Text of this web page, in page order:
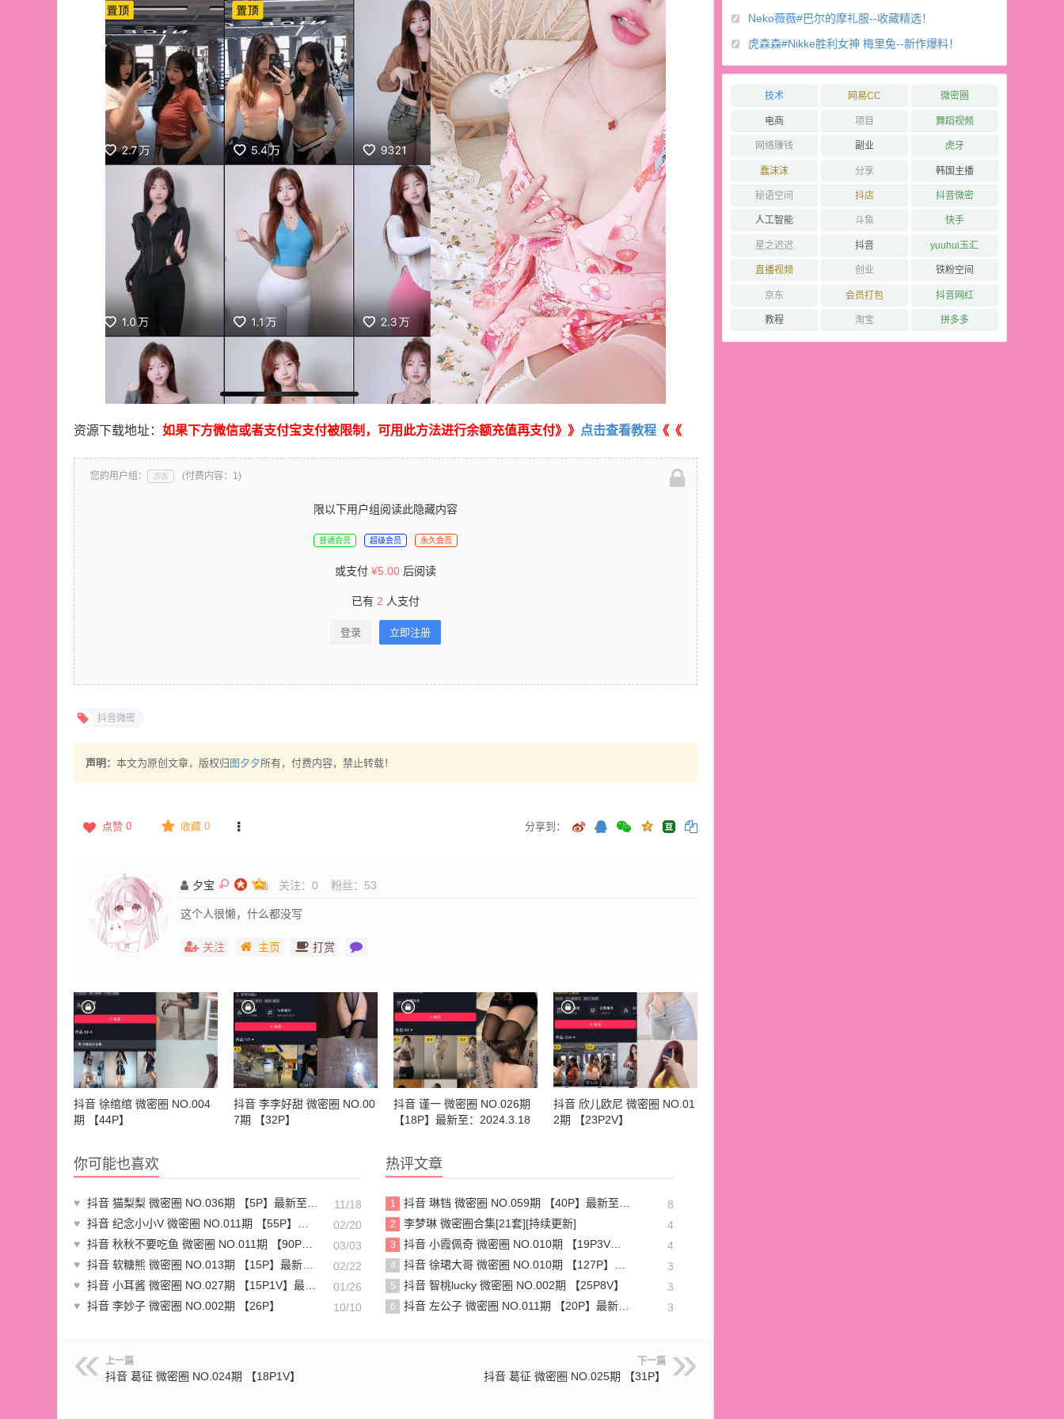
资源下载地址： 如果下方微信或者支付宝支付被限制，可用此方法进行余额充值再支付》》 点击查看教程 《《
您的用户组： 游客 (付费内容：1)
限以下用户组阅读此隐藏内容
普通会员 超级会员 永久会员
或支付 ¥5.00 后阅读
已有 2 人支付
登录 立即注册
抖音微密
声明： 本文为原创文章，版权归 图夕夕所有，付费内容，禁止转载！
点赞 0 收藏 0 分享到：
夕宝 关注： 0 粉丝： 53
这个人很懒，什么都没写
关注 主页 打赏
抖音 徐绾绾 微密圈 NO.004
期 【44P】
抖音 李李好甜 微密圈 NO.00
7期 【32P】
抖音 谨一 微密圈 NO.026期
【18P】最新至：2024.3.18
抖音 欣儿欧尼 微密圈 NO.01
2期 【23P2V】
你可能也喜欢
♥ 抖音 猫梨梨 微密圈 NO.036期 【5P】最新至：2023.11.17
11/18
♥ 抖音 纪念小小V 微密圈 NO.011期 【55P】最新至：2024.2.19
02/20
♥ 抖音 秋秋不要吃鱼 微密圈 NO.011期 【90P7V】最新至：2024.2.29
03/03
♥ 抖音 软糖熊 微密圈 NO.013期 【15P】最新至：2024.2.20
02/22
♥ 抖音 小耳酱 微密圈 NO.027期 【15P1V】最新至：2024.1.24
01/26
♥ 抖音 李妙子 微密圈 NO.002期 【26P】 10/10
热评文章
1 抖音 琳铛 微密圈 NO.059期 【40P】最新至：2024.1.10 8
2 李梦琳 微密圈合集[21套][持续更新] 4
3 抖音 小霞佩奇 微密圈 NO.010期 【19P3V】最新至：2025.5.26 4
4 抖音 徐珺大哥 微密圈 NO.010期 【127P】最新至：2024.1.19 3
5 抖音 智桃lucky 微密圈 NO.002期 【25P8V】 3
6 抖音 左公子 微密圈 NO.011期 【20P】最新至：2024.5.13 3
上一篇
抖音 葛征 微密圈 NO.024期 【18P1V】
下一篇
抖音 葛征 微密圈 NO.025期 【31P】
Neko薇薇#巴尔的摩礼服--收藏精选！
虎森森#Nikke胜利女神 梅里兔--新作爆料！
技术 网易CC 微密圈
电商 项目 舞蹈视频
网络赚钱 副业 虎牙
蠢沫沫 分享 韩国主播
秘语空间 抖店 抖音微密
人工智能 斗鱼 快手
星之迟迟 抖音 yuuhui玉汇
直播视频 创业 铁粉空间
京东 会员打包 抖音网红
教程 淘宝 拼多多